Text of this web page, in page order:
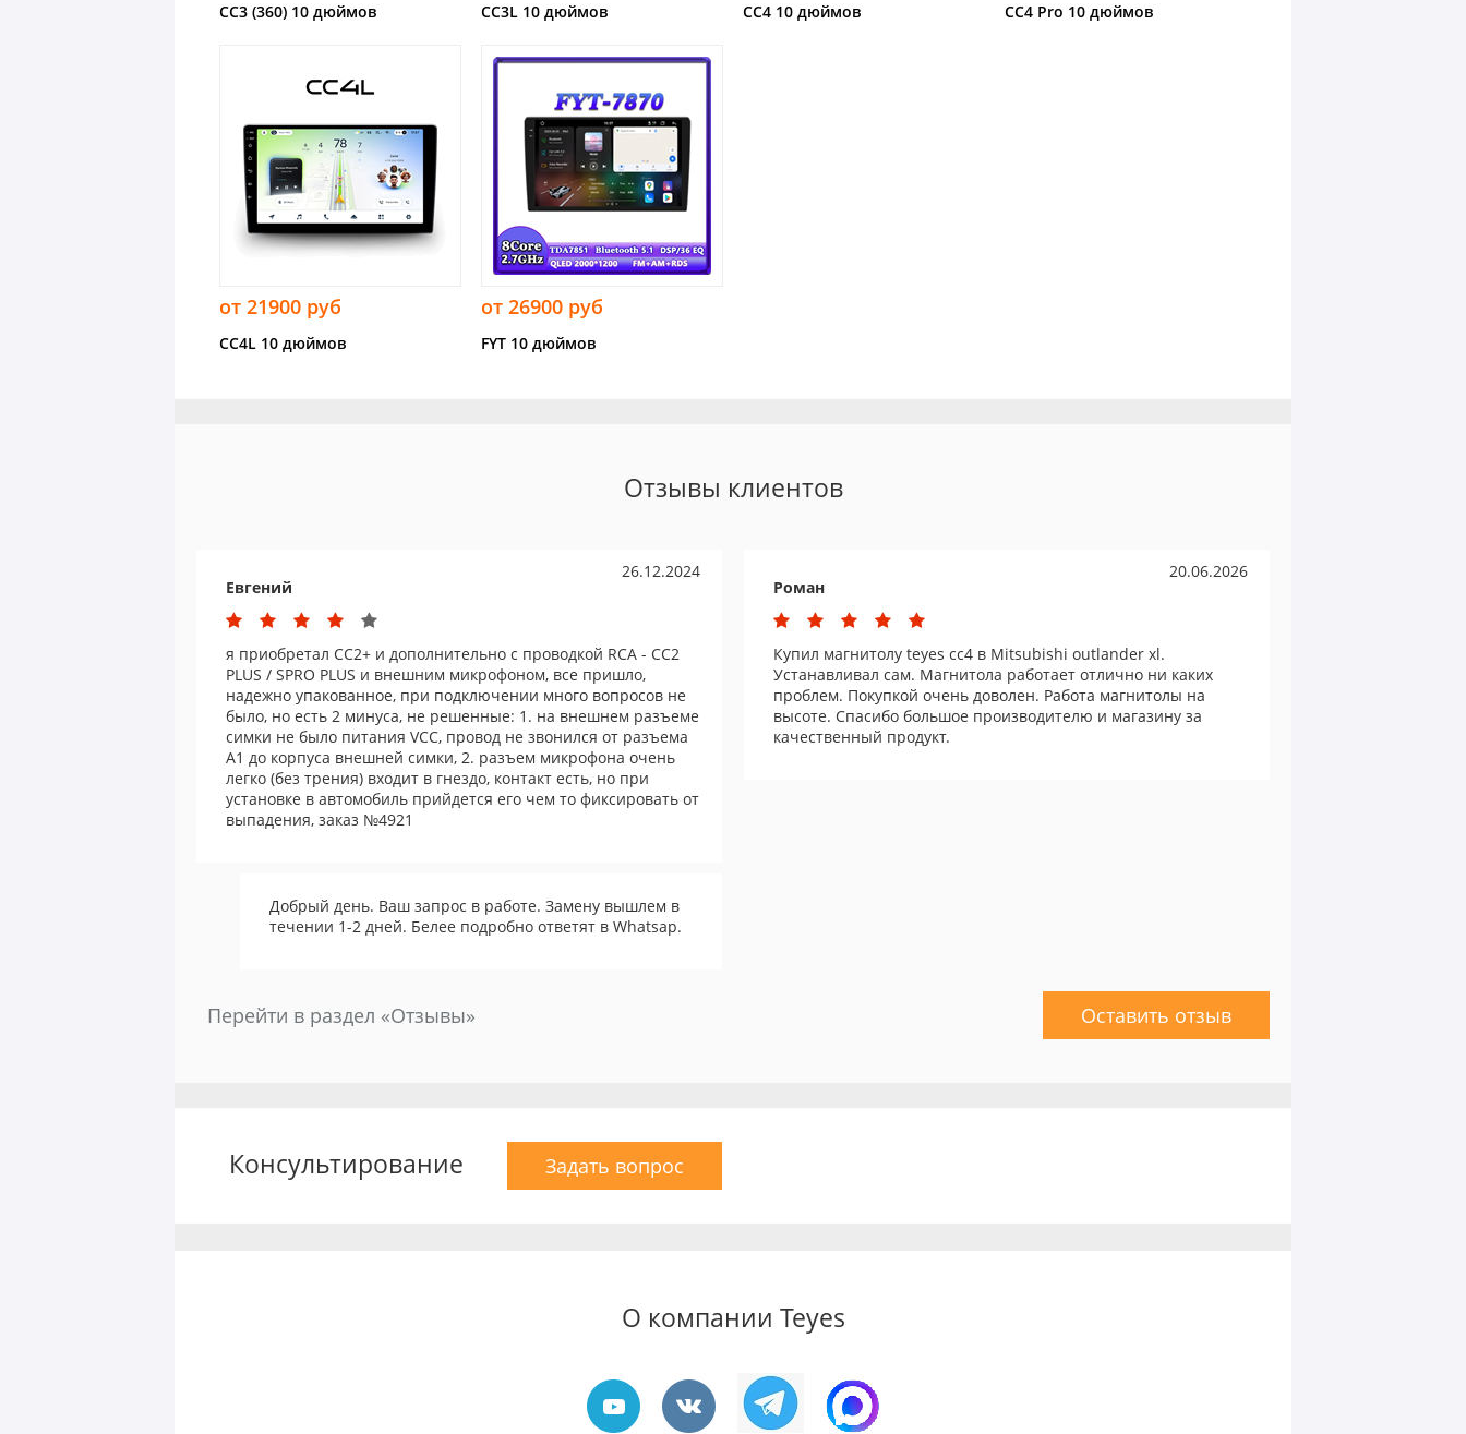
CC3 (360) 10 дюймов CC3L 10 дюймов CC4 10 дюймов CC4 Pro 10 дюймов
от 21900 руб
CC4L 10 дюймов
от 26900 руб
FYT 10 дюймов
Отзывы клиентов
26.12.2024
Евгений
я приобретал CC2+ и дополнительно с проводкой RCA - CC2
PLUS / SPRO PLUS и внешним микрофоном, все пришло,
надежно упакованное, при подключении много вопросов не
было, но есть 2 минуса, не решенные: 1. на внешнем разъеме
симки не было питания VCC, провод не звонился от разъема
А1 до корпуса внешней симки, 2. разъем микрофона очень
легко (без трения) входит в гнездо, контакт есть, но при
установке в автомобиль прийдется его чем то фиксировать от
выпадения, заказ №4921
Добрый день. Ваш запрос в работе. Замену вышлем в
течении 1-2 дней. Белее подробно ответят в Whatsap.
20.06.2026
Роман
Купил магнитолу teyes cc4 в Mitsubishi outlander xl.
Устанавливал сам. Магнитола работает отлично ни каких
проблем. Покупкой очень доволен. Работа магнитолы на
высоте. Спасибо большое производителю и магазину за
качественный продукт.
Перейти в раздел «Отзывы» Оставить отзыв
Консультирование Задать вопрос
О компании Teyes